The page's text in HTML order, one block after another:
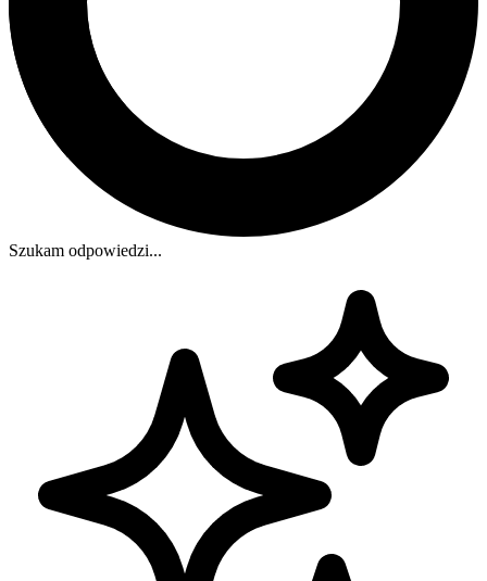
Szukam odpowiedzi...